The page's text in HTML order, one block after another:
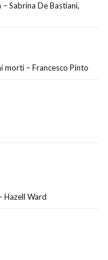
Sabrina De Bastiani,
morti – Francesco Pinto
Hazell Ward